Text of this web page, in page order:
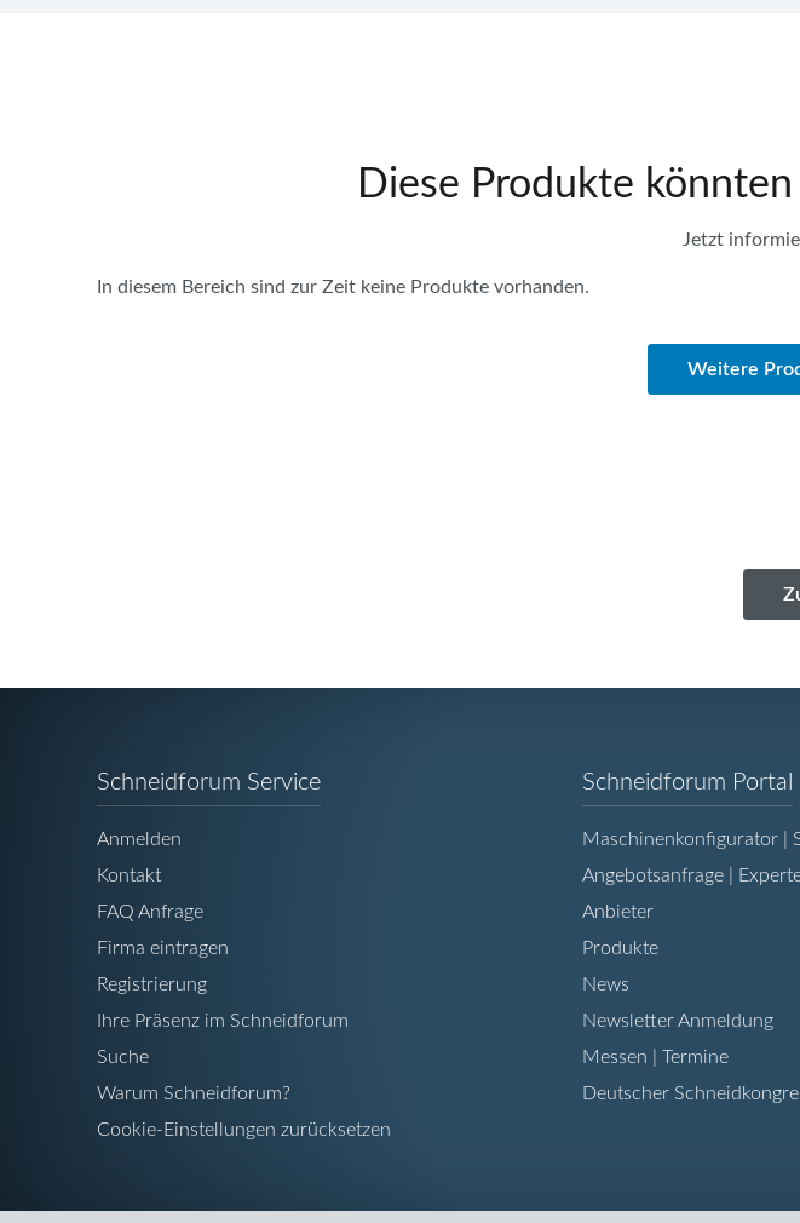
Diese Produkte
Jetzt
In diesem Bereich sind zur Zeit keine Produkte vorhanden.
Weitere
Schneidforum ServiceNavigation
überspringen
Anmelden
Kontakt
FAQ Anfrage
Firma eintragen
Registrierung
Ihre Präsenz im Schneidforum
Suche
Warum Schneidforum?
Cookie-Einstellungen zurücksetzen
Schneidforum Portal
Maschinenkonfigurator |
Angebotsanfrage |
Anbieter
Produkte
News
Newsletter Anmeldung
Messen | Termine
Deutscher